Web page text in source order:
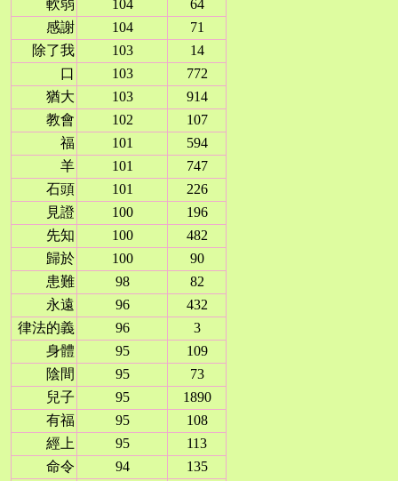
軟弱
104
64
感謝
104
71
除了我
103
14
口
103
772
猶大
103
914
教會
102
107
福
101
594
羊
101
747
石頭
101
226
見證
100
196
先知
100
482
歸於
100
90
患難
98
82
永遠
96
432
律法的義
96
3
身體
95
109
陰間
95
73
兒子
95
1890
有福
95
108
經上
95
113
命令
94
135